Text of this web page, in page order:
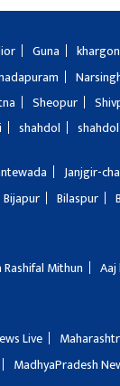
Guna
Sheopur
shahdol shahdol
Janjgir-
Bijapur Bilaspur
Rashifal Mithun Aaj
Live
MadhyaPradesh